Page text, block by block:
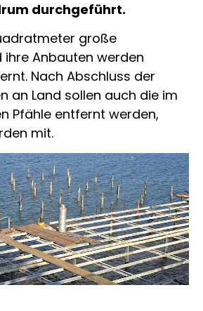
durchgeführt.
große
ihre Anbauten werden
Nach Abschluss der
an Land sollen auch die im
Pfähle entfernt werden,
mit.